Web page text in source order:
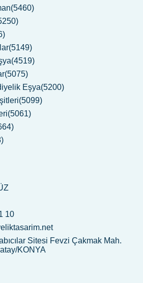
Eşya(5200)
10
Sitesi Fevzi Çakmak Mah.
KONYA